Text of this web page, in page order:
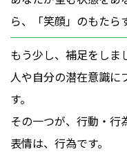
ら、「笑顔」のもたら
もう少し、補足をしま
人や自分の潜在意識に
す。
その一つが、行動・行
表情は、行為です。